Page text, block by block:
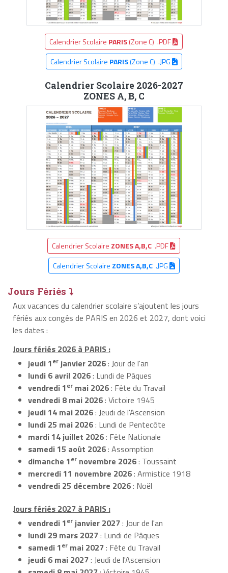
Calendrier Scolaire PARIS(Zone C) .PDF
Calendrier Scolaire PARIS(Zone C) .JPG
Calendrier Scolaire 2026-2027
ZONES A, B, C
Calendrier Scolaire ZONES A,B,C .PDF
Calendrier Scolaire ZONES A,B,C.JPG
Jours Fériés ⤵
Aux vacances du calendrier scolaire s’ajoutent les jours
fériés aux congés de PARIS en 2026 et 2027, dont voici
les dates :
Jours fériés 2026 à PARIS :
jeudi 1er janvier 2026: Jour de l'an
lundi 6 avril 2026: Lundi de Pâques
vendredi 1er mai 2026: Fête du Travail
vendredi 8 mai 2026: Victoire 1945
jeudi 14 mai 2026: Jeudi de l'Ascension
lundi 25 mai 2026: Lundi de Pentecôte
mardi 14 juillet 2026: Fête Nationale
samedi 15 août 2026: Assomption
dimanche 1er novembre 2026: Toussaint
mercredi 11 novembre 2026: Armistice 1918
vendredi 25 décembre 2026: Noël
Jours fériés 2027 à PARIS :
vendredi 1er janvier 2027: Jour de l'an
lundi 29 mars 2027: Lundi de Pâques
samedi 1er mai 2027: Fête du Travail
jeudi 6 mai 2027: Jeudi de l'Ascension